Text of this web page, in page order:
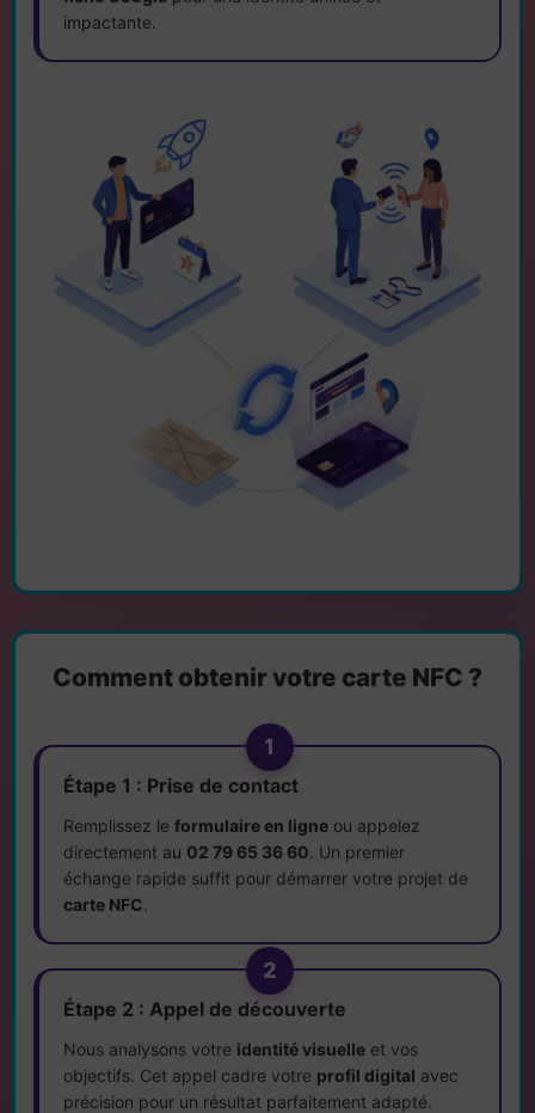
impactante.
Comment obtenir votre carte NFC ?
1
Étape 1 : Prise de contact
Remplissez le formulaire en ligne ou appelez
directement au 02 79 65 36 60. Un premier
échange rapide suffit pour démarrer votre projet de
carte NFC.
2
Étape 2 : Appel de découverte
Nous analysons votre identité visuelle et vos
objectifs. Cet appel cadre votre profil digital avec
précision pour un résultat parfaitement adapté.